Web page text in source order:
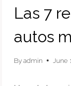
Las 7
autos
Byadmin June